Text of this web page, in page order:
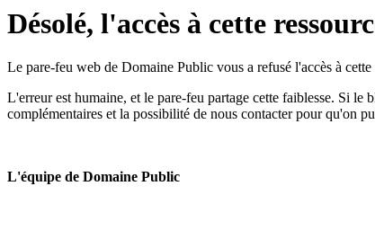
Désolé, l'accès à cette
Le pare-feu web de Domaine Public vous a refusé l'accès à
L'erreur est humaine, et le pare-feu partage cette faiblesse. Si
complémentaires et la possibilité de nous contacter pour qu'on
L'équipe de Domaine Public